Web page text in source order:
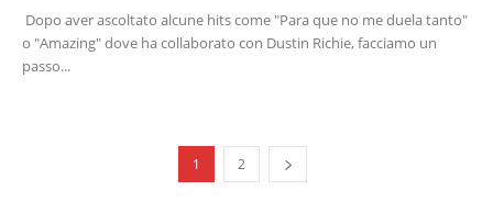
Dopo aver ascoltato alcune hits come "Para que no me duela tanto"
o "Amazing" dove ha collaborato con Dustin Richie, facciamo un
passo...
1 2